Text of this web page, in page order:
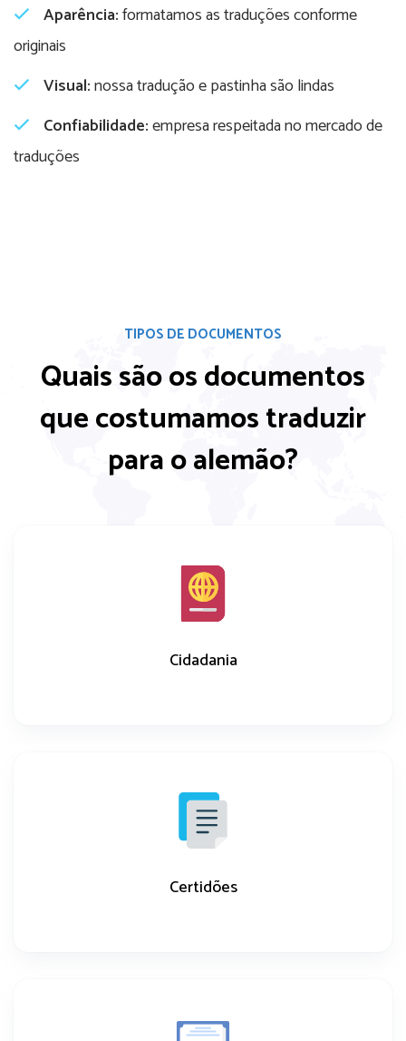
Aparência:formatamos as traduções conforme
originais
Visual:nossa tradução e pastinha são lindas
Confiabilidade:empresa respeitada no mercado de
traduções
TIPOS DE DOCUMENTOS
Quais são os documentos
que costumamostraduzir
para o alemão?
Cidadania
Certidões